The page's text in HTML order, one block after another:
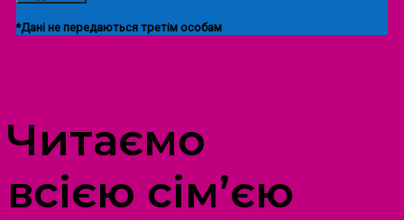
*Дані не передаються третім особам
Читаємо
всією сім’єю